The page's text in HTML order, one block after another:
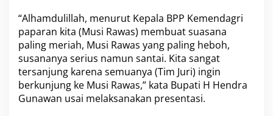
“Alhamdulillah, menurut Kepala BPP Kemendagri
paparan kita (Musi Rawas) membuat suasana
paling meriah, Musi Rawas yang paling heboh,
susananya serius namun santai. Kita sangat
tersanjung karena semuanya (Tim Juri) ingin
berkunjung ke Musi Rawas,” kata Bupati H Hendra
Gunawan usai melaksanakan presentasi.